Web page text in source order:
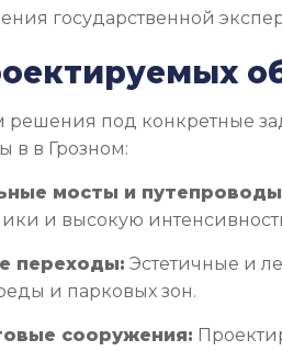
государственной
под конкретные
в в Грозном:
мосты и
и высокую
переходы: Эстетичные и
и парковых зон.
сооружения: